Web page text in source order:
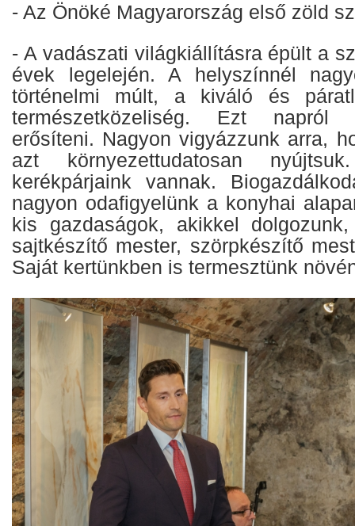
- Az Önöké Magyarország első zöld
- A vadászati világkiállításra épült a
évek legelején. A helyszínnél
történelmi múlt, a kiváló és
természetközeliség. Ezt napról
erősíteni. Nagyon vigyázzunk arra,
azt környezettudatosan
kerékpárjaink vannak.
nagyon odafigyelünk a konyhai
kis gazdaságok, akikkel
sajtkészítő mester, szörpkészítő
Saját kertünkben is termesztünk